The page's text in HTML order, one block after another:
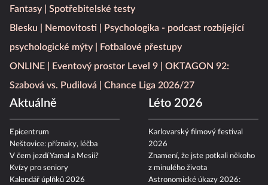
Fantasy
Spotřebitelské testy
Blesku
Nemovitosti
Psychologika - podcast rozbíjející
psychologické mýty
Fotbalové přestupy
ONLINE
Eventový prostor Level 9
OKTAGON 92:
Szabová vs. Pudilová
Chance Liga 2026/27
Aktuálně
Epicentrum
Neštovice: příznaky, léčba
V čem jezdí Yamal a Mesii?
Kvízy pro seniory
Kalendář úplňků 2026
Léto 2026
Karlovarský filmový festival
2026
Znamení, že jste potkali někoho
z minulého života
Astronomické úkazy 2026: